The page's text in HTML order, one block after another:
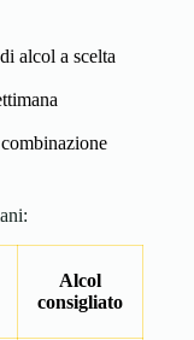
alcol a scelta
Alcol
consigliato